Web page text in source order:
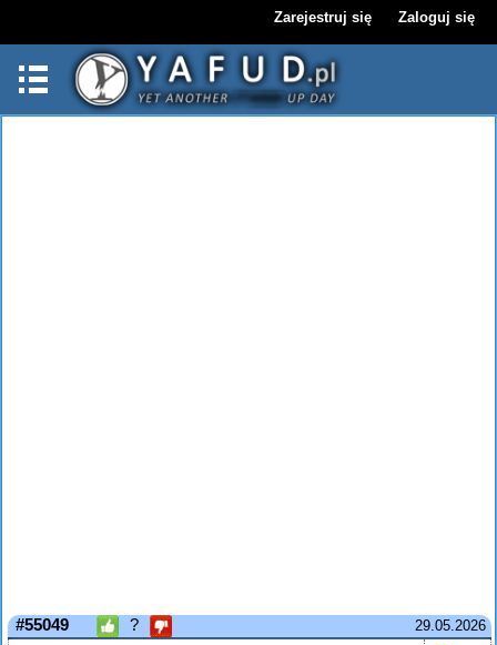
Zarejestruj się Zaloguj się
29.05.2026
#55049 ?